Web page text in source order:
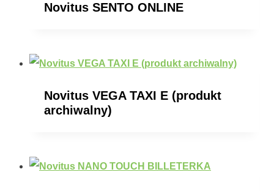
Novitus SENTO ONLINE
Novitus VEGA TAXI E (produkt
archiwalny)